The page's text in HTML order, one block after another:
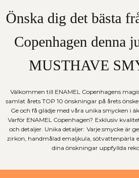
Önska dig det bästa
Copenhagen denna
MUSTHAVE
Välkommen till ENAMEL Copenhagens
samlat årets TOP 10 önskningar på årets
Ge och få glädje med våra unika smycken i
Varför ENAMEL Copenhagen? Exklusiv
och detaljer. Unika detaljer: Varje smycke är
zirkon, handmålad emaljkula, sötvattenpärla
dina önskningar uppfyllda